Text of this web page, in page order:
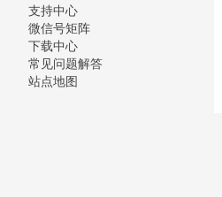
支持中心
微信号矩阵
下载中心
常见问题解答
站点地图